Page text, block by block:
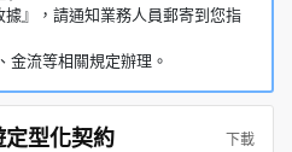
』，請通知業務人員郵寄到您指
金流等相關規定辦理。
型化契約 下載